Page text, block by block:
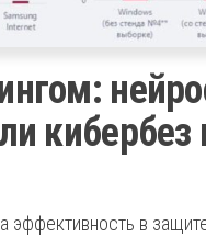
эффективность в